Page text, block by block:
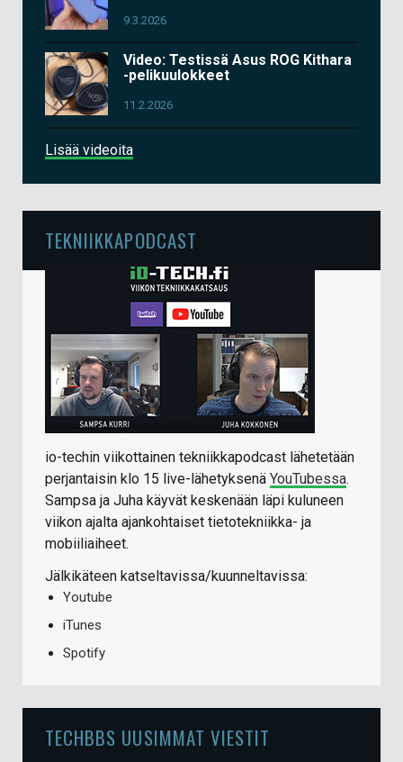
9.3.2026
Video: Testissä Asus ROG Kithara
-pelikuulokkeet
11.2.2026
Lisää videoita
TEKNIIKKAPODCAST
io-techin viikottainen tekniikkapodcast lähetetään
perjantaisin klo 15 live-lähetyksenä YouTubessa.
Sampsa ja Juha käyvät keskenään läpi kuluneen
viikon ajalta ajankohtaiset tietotekniikka- ja
mobiiliaiheet.
Jälkikäteen katseltavissa/kuunneltavissa:
Youtube
iTunes
Spotify
TECHBBS UUSIMMAT VIESTIT